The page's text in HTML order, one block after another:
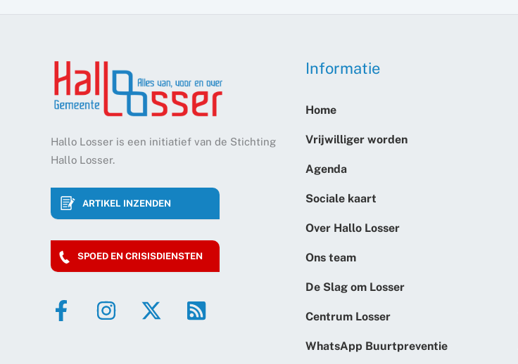
Hallo Losser is een initiatief van de Stichting
Hallo Losser.
ARTIKEL INZENDEN
SPOED EN CRISISDIENSTEN
Informatie
Home
Vrijwilliger worden
Agenda
Sociale kaart
Over Hallo Losser
Ons team
De Slag om Losser
Centrum Losser
WhatsApp Buurtpreventie